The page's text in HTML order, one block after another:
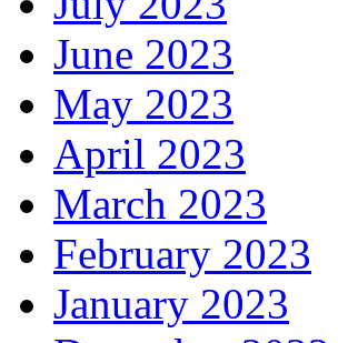
June 2023
May 2023
April 2023
March 2023
February 2023
January 2023